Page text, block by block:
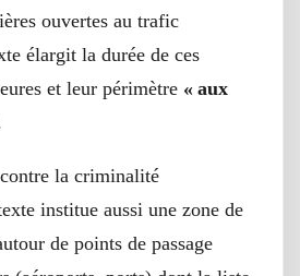
ouvertes au trafic
élargit la durée de ces
et leur périmètre « aux
la criminalité
institue aussi une zone de
de points de passage